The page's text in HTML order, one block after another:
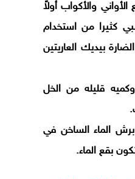
والأكواب أولاً
كثيرا من استخدام
بيديك العاريتين
قليله من الخل
الماء الساخن في
بقع الماء.